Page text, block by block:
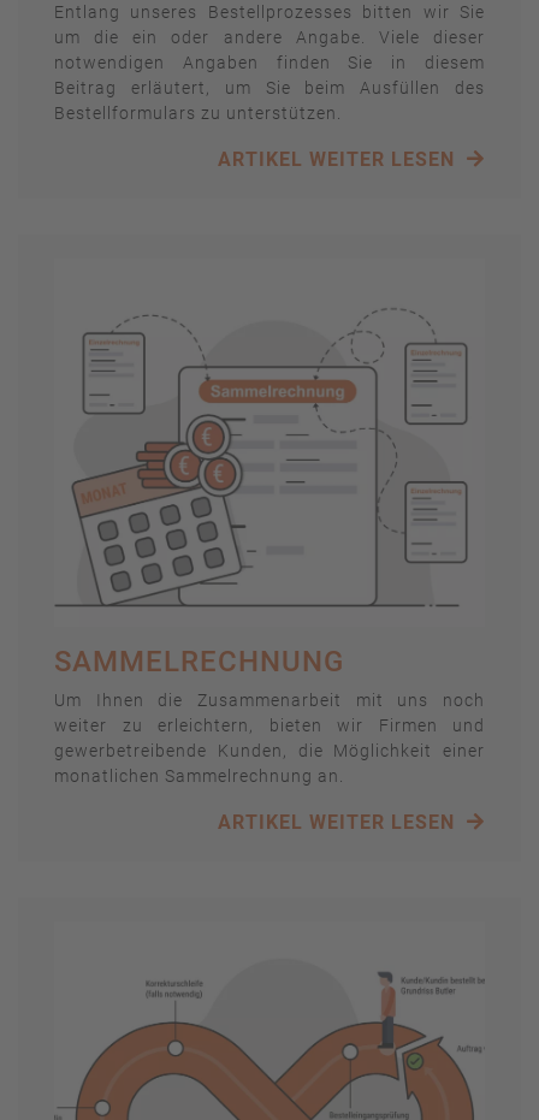
Entlang unseres Bestellprozesses bitten wir Sie
um die ein oder andere Angabe. Viele dieser
notwendigen Angaben finden Sie in diesem
Beitrag erläutert, um Sie beim Ausfüllen des
Bestellformulars zu unterstützen.
ARTIKEL WEITER LESEN
SAMMELRECHNUNG
Um Ihnen die Zusammenarbeit mit uns noch
weiter zu erleichtern, bieten wir Firmen und
gewerbetreibende Kunden, die Möglichkeit einer
monatlichen Sammelrechnung an.
ARTIKEL WEITER LESEN